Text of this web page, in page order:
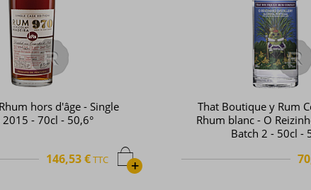
hors d'âge - Single
2015 - 70cl - 50,6°
+
146,53 €TTC
That Boutique y Rum
Rhum blanc - O
Batch 2 - 50cl -